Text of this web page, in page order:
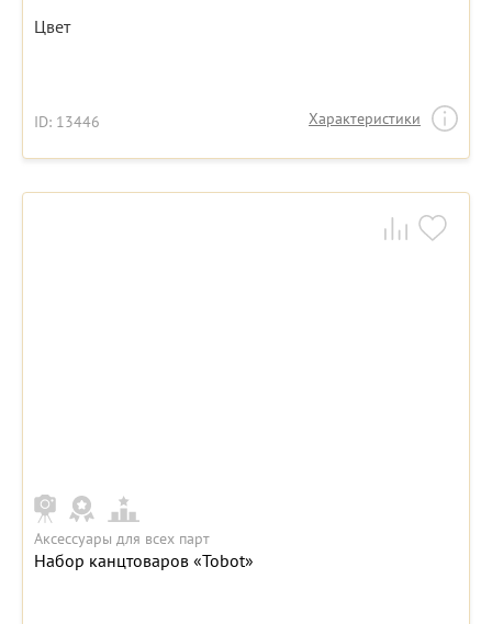
Цвет
ID: 13446 Характеристики
Аксессуары для всех парт
Набор канцтоваров «Tobot»